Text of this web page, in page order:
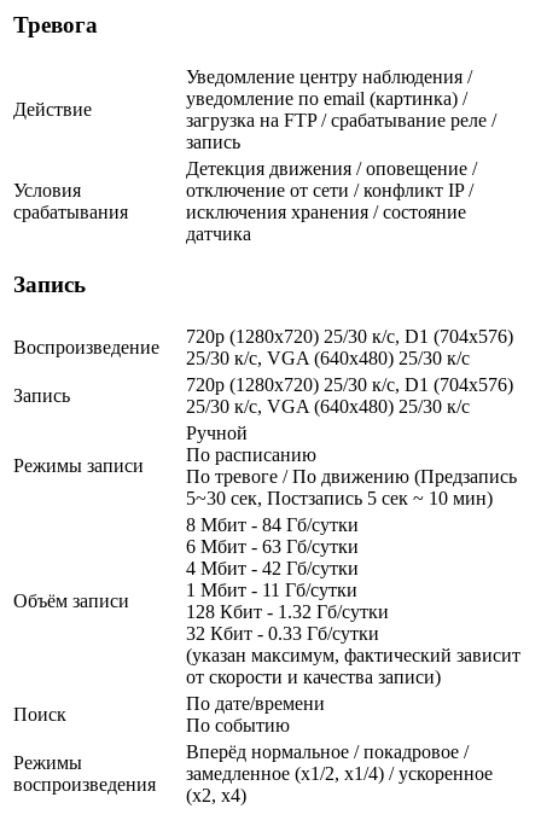
Тревога
Действие
Уведомление центру наблюдения /
уведомление по email (картинка) /
загрузка на FTP / срабатывание реле /
запись
Условия
срабатывания
Детекция движения / оповещение /
отключение от сети / конфликт IP /
исключения хранения / состояние
датчика
Запись
Воспроизведение
720p (1280х720) 25/30 к/с, D1 (704x576)
25/30 к/с, VGA (640x480) 25/30 к/с
Запись
720p (1280х720) 25/30 к/с, D1 (704x576)
25/30 к/с, VGA (640x480) 25/30 к/с
Режимы записи
Ручной
По расписанию
По тревоге / По движению (Предзапись
5~30 сек, Постзапись 5 сек ~ 10 мин)
Объём записи
8 Мбит - 84 Гб/сутки
6 Мбит - 63 Гб/сутки
4 Мбит - 42 Гб/сутки
1 Мбит - 11 Гб/сутки
128 Кбит - 1.32 Гб/сутки
32 Кбит - 0.33 Гб/сутки
(указан максимум, фактический зависит
от скорости и качества записи)
Поиск
По дате/времени
По событию
Режимы
воспроизведения
Вперёд нормальное / покадровое /
замедленное (х1/2, х1/4) / ускоренное
(х2, х4)